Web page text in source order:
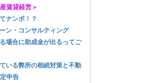
賃貸経営＞
ナンボ！？
ン・コンサルティング
場合に助成金が出るってご
いる弊所の相続対策と不動
申告